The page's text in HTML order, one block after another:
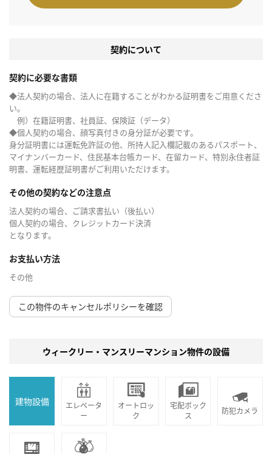
契約について
契約に必要な書類
◆法人契約の場合、法人に在籍することがわかる証明書をご用意くださ
い。
例）在籍証明書、社員証、保険証（データ）
◆個人契約の場合、顔写真付きの身分証が必要です。
身分証明書には運転免許証の他、所持人記入欄記載のあるパスポート、
マイナンバーカード、住民基本台帳カード、在留カード、特別永住者証
明書、運転経歴証明書がご利用いただけます。
その他の契約などの注意点
法人契約の場合、ご請求書払い（後払い）
個人契約の場合、クレジットカード決済
となります。
お支払い方法
その他
この物件のキャンセルポリシーを確認
ウィークリー・マンスリーマンション物件の設備
建物設備
エレベータ
ー
オートロッ
ク
宅配ボック
ス
防犯カメラ